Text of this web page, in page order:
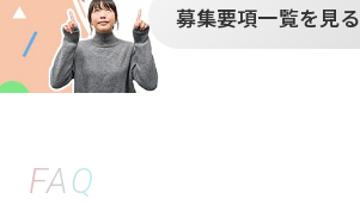
募集要項一覧を見る
FAQ